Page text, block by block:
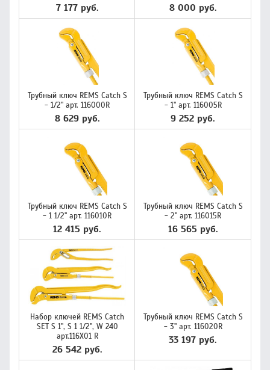
7 177 руб. 8 000 руб.
Трубный ключ REMS Catch S
- 1/2" арт. 116000R
8 629 руб.
Трубный ключ REMS Catch S
- 1" арт. 116005R
9 252 руб.
Трубный ключ REMS Catch S
- 1 1/2" арт. 116010R
12 415 руб.
Трубный ключ REMS Catch S
- 2" арт. 116015R
16 565 руб.
Набор ключей REMS Catch
SET S 1'', S 1 1/2'', W 240
арт.116X01 R
26 542 руб.
Трубный ключ REMS Catch S
- 3" арт. 116020R
33 197 руб.